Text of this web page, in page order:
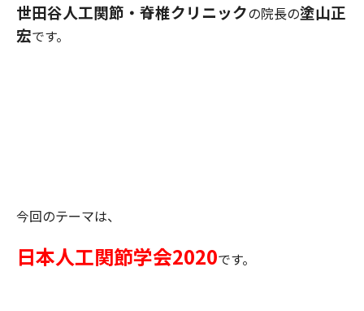
世田谷人工関節・脊椎クリニックの院長の塗山正
宏です。
今回のテーマは、
日本人工関節学会2020です。